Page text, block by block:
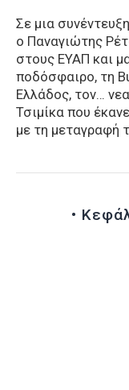
Σε μια
ο Παναγιώτης
στους ΕΥΑΠ και
ποδόσφαιρο, τη
Ελλάδος, τον…
Τσιμίκα που
με τη μεταγραφή
•